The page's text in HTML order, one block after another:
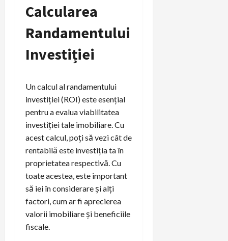
Calcularea
Randamentului
Investiției
Un calcul al randamentului
investiției (ROI) este esențial
pentru a evalua viabilitatea
investiției tale imobiliare. Cu
acest calcul, poți să vezi cât de
rentabilă este investiția ta în
proprietatea respectivă. Cu
toate acestea, este important
să iei în considerare și alți
factori, cum ar fi aprecierea
valorii imobiliare și beneficiile
fiscale.